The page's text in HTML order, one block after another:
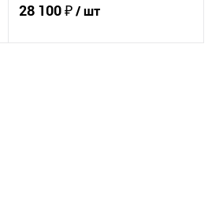
28 100 ₽/ шт